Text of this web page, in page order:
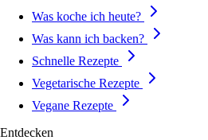
Was koche ich heute?
Was kann ich backen?
Schnelle Rezepte
Vegetarische Rezepte
Vegane Rezepte
Entdecken